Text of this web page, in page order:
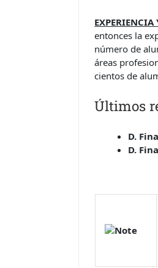
EXPERIENCIA
entonces la
número de
áreas
cientos de
Últimos
D.
D.